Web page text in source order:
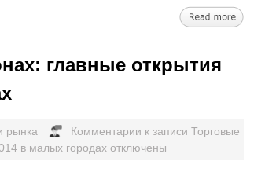
главные открытия
рынка Комментарии к записи Торговые
в малых городах отключены